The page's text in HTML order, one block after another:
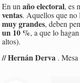
En unaño electoral, es
ventas. Aquellos que
muy grandes, deben
un 10 %, a que lo
altos).
// Hernán Derva .